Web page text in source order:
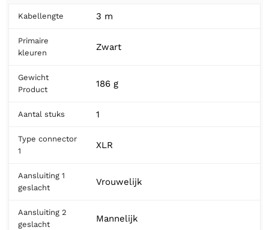
Kabellengte 3 m
Primaire
kleuren
Zwart
Gewicht
Product
186 g
Aantal stuks 1
Type connector
1
XLR
Aansluiting 1
geslacht
Vrouwelijk
Aansluiting 2
geslacht
Mannelijk